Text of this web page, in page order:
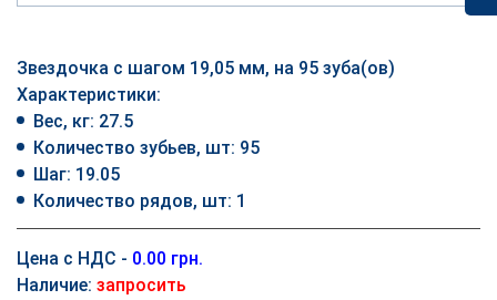
Звездочка с шагом 19,05 мм, на 95 зуба(ов)
Характеристики:
Вес, кг: 27.5
Количество зубьев, шт: 95
Шаг: 19.05
Количество рядов, шт: 1
Цена с НДС - 0.00 грн.
Наличие: запросить